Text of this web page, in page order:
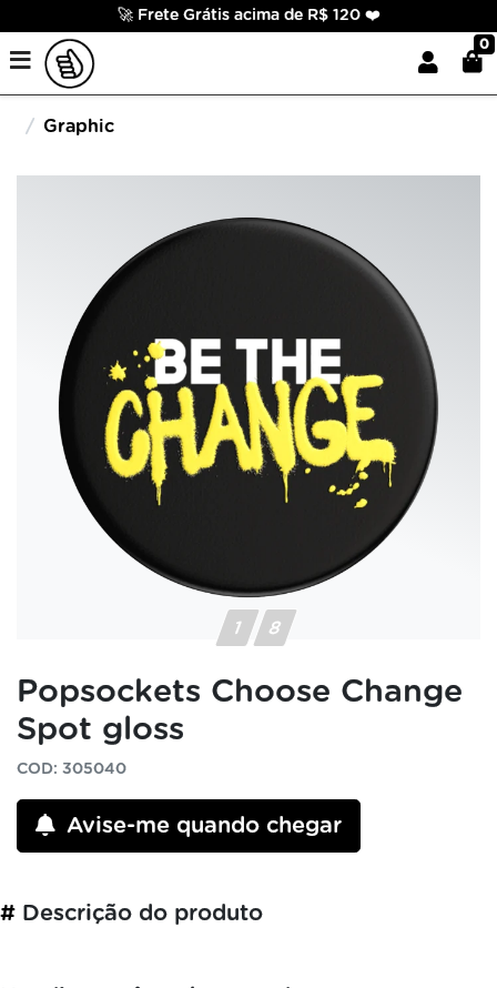
🚀 Frete Grátis acima de R$ 120 ❤️
0
Graphic
Popsockets Choose Change
Spot gloss
COD: 305040
Avise-me quando chegar
# Descrição do produto